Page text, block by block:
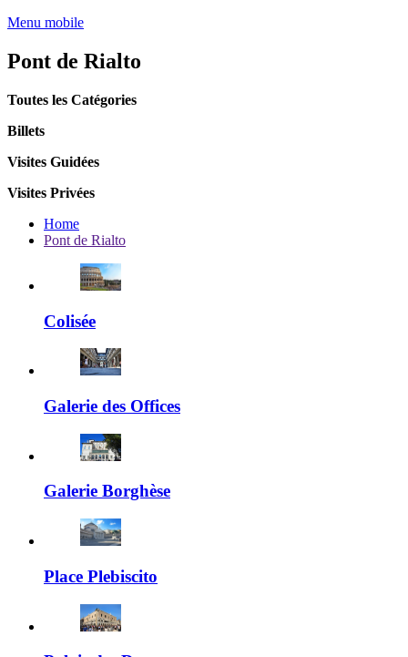
Menu mobile
Pont de Rialto
Toutes les Catégories
Billets
Visites Guidées
Visites Privées
Home
Pont de Rialto
Colisée
Galerie des Offices
Galerie Borghèse
Place Plebiscito